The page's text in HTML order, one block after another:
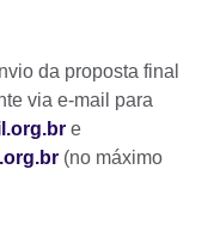
da proposta final
via e-mail para
e
(no máximo